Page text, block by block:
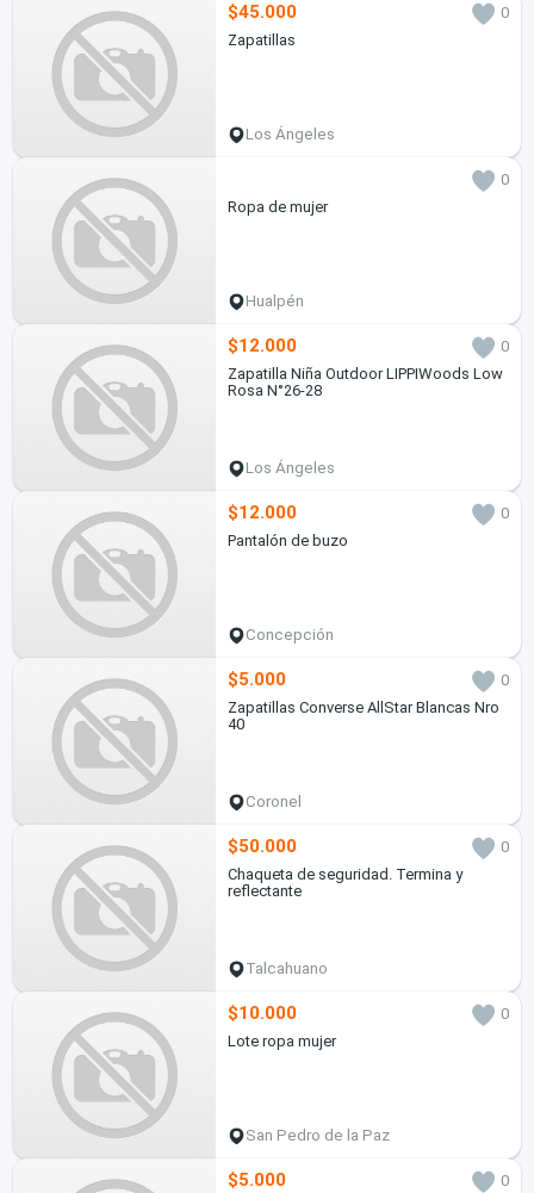
$45.000
0
Zapatillas
Los Ángeles
0
Ropa de mujer
Hualpén
$12.000
0
Zapatilla Niña Outdoor LIPPIWoods Low
Rosa N°26-28
Los Ángeles
$12.000
0
Pantalón de buzo
Concepción
$5.000
0
Zapatillas Converse AllStar Blancas Nro
40
Coronel
$50.000
0
Chaqueta de seguridad. Termina y
reflectante
Talcahuano
$10.000
0
Lote ropa mujer
San Pedro de la Paz
$5.000
0